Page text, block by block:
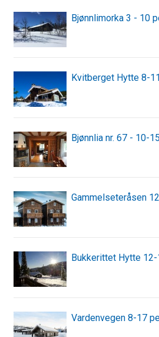
Bjønnlimorka 3 - 10
Kvitberget Hytte 8-
Bjønnlia nr. 67 - 10-
Gammelseteråsen
Bukkerittet Hytte
Vardenvegen 8-17